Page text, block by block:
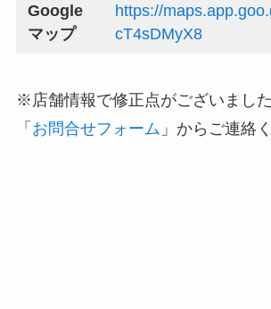
Google
マップ
https://
cT4sDMyX8
※店舗情報で修正点がございまし
「 お問合せフォーム 」からご連絡